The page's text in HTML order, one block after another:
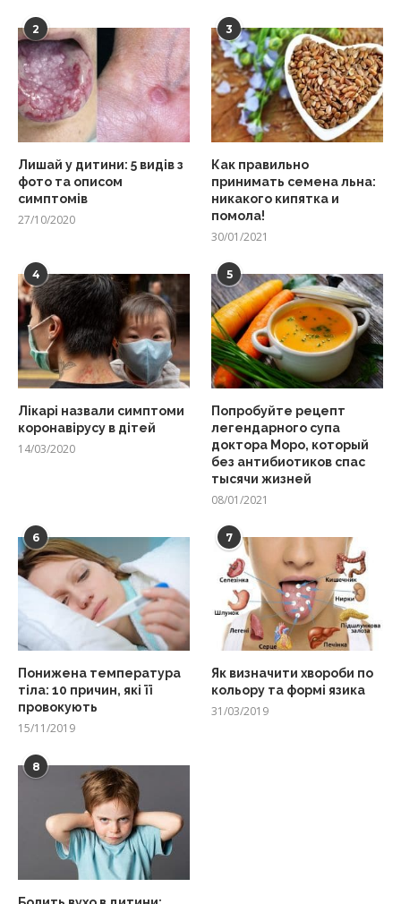
2
Лишай у дитини: 5 видів з
фото та описом
симптомів
27/10/2020
3
Как правильно
принимать семена льна:
никакого кипятка и
помола!
30/01/2021
4
Лікарі назвали симптоми
коронавірусу в дітей
14/03/2020
5
Попробуйте рецепт
легендарного супа
доктора Моро, который
без антибиотиков спас
тысячи жизней
08/01/2021
6
Понижена температура
тіла: 10 причин, які її
провокують
15/11/2019
7
Як визначити хвороби по
кольору та формі язика
31/03/2019
8